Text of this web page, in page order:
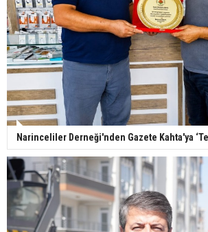
Narinceliler Derneği'nden Gazete Kahta'ya